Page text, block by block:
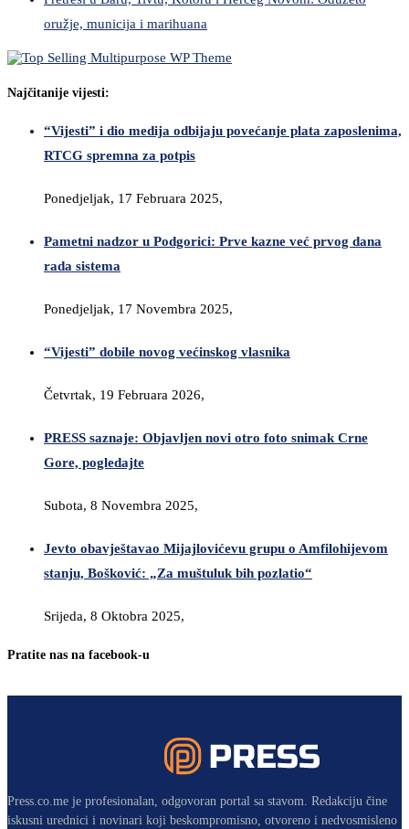
oružje, municija i marihuana
Najčitanije vijesti:
“Vijesti” i dio medija odbijaju povećanje plata zaposlenima,
RTCG spremna za potpis
Ponedjeljak, 17 Februara 2025,
Pametni nadzor u Podgorici: Prve kazne već prvog dana
rada sistema
Ponedjeljak, 17 Novembra 2025,
“Vijesti” dobile novog većinskog vlasnika
Četvrtak, 19 Februara 2026,
PRESS saznaje: Objavljen novi otro foto snimak Crne
Gore, pogledajte
Subota, 8 Novembra 2025,
Jevto obavještavao Mijajlovićevu grupu o Amfilohijevom
stanju, Bošković: „Za muštuluk bih pozlatio“
Srijeda, 8 Oktobra 2025,
Pratite nas na facebook-u
Press.co.me je profesionalan, odgovoran portal sa stavom. Redakciju čine
iskusni urednici i novinari koji beskompromisno, otvoreno i nedvosmisleno